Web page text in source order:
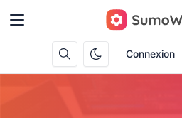
Connexion